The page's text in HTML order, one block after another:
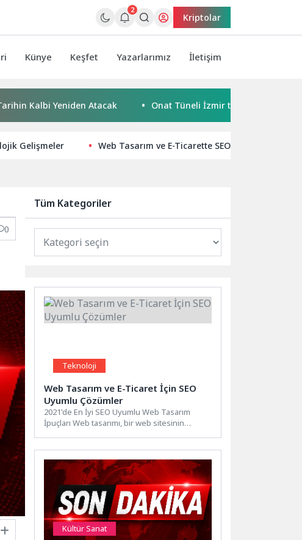
2
Kriptolar
Künye Keşfet Yazarlarımız İletişim
Yeniden Atacak Onat Tüneli İzmir trafiğine nefes aldıracak
Gelişmeler Web Tasarım ve E-Ticarette SEO Uyumlu
0
Tüm Kategoriler
Teknoloji
Web Tasarım ve E-Ticaret İçin SEO
Uyumlu Çözümler
2021'de En İyi SEO Uyumlu Web Tasarım
İpuçları Web tasarımı, bir web sitesinin
Kültür Sanat